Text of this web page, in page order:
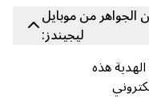
من موبايل
ليجيندز:
هذه